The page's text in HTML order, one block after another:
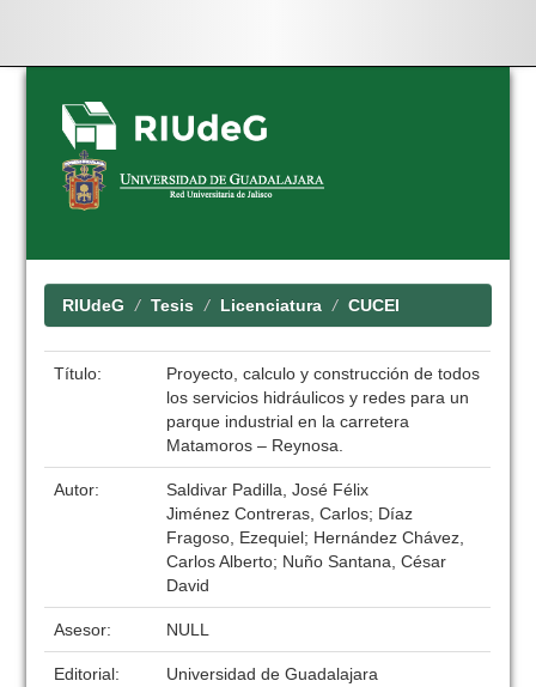
Skip
navigation
RIUdeG Tesis Licenciatura CUCEI
Título:
Proyecto, calculo y construcción de todos
los servicios hidráulicos y redes para un
parque industrial en la carretera
Matamoros – Reynosa.
Autor:
Saldivar Padilla, José Félix
Jiménez Contreras, Carlos; Díaz
Fragoso, Ezequiel; Hernández Chávez,
Carlos Alberto; Nuño Santana, César
David
Asesor: NULL
Editorial:
Universidad de Guadalajara